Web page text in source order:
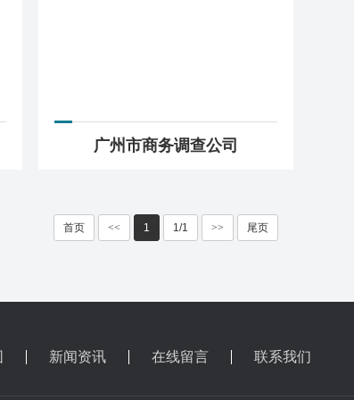
广州市商务调查公司
首页 << 1 1/1 >> 尾页
新闻资讯 在线留言 联系我们